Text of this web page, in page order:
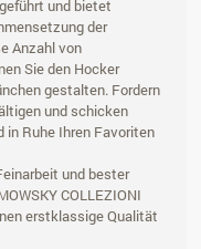
und bietet
der
Anzahl von
Sie den Hocker
gestalten. Fordern
und schicken
in Ruhe Ihren Favoriten
und bester
COLLEZIONI
erstklassige Qualität